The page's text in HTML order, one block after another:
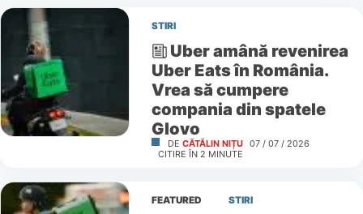
STIRI
Uber amână revenirea
Uber Eats în România.
Vrea să cumpere
compania din spatele
Glovo
DE CĂTĂLIN NIȚU 07 / 07 / 2026
CITIRE ÎN 2 MINUTE
FEATURED STIRI